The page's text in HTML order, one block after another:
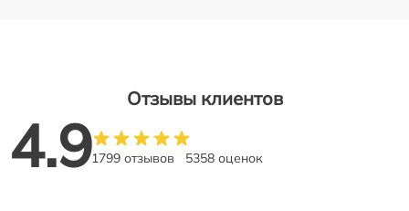
Отзывы клиентов
4.91799 отзывов 5358 оценок